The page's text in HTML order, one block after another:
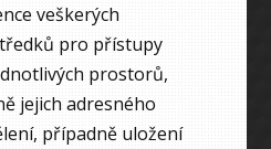
veškerých
pro přístupy
prostorů,
jejich adresného
případně uložení